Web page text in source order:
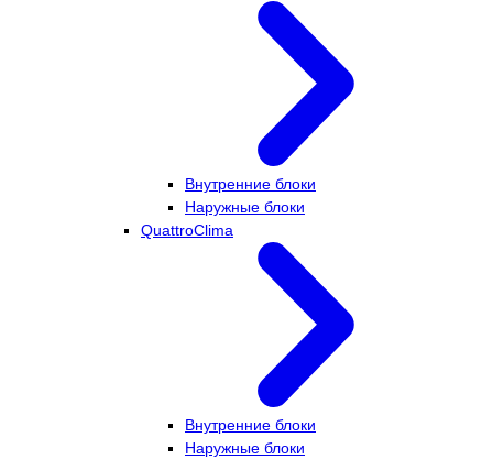
Внутренние блоки
Наружные блоки
QuattroClima
Внутренние блоки
Наружные блоки